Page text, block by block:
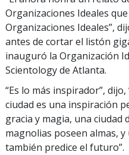
Organizaciones Ideales
Organizaciones Ideales”,
antes de cortar el listón
inauguró la Organización
Scientology de Atlanta.
“Es lo más inspirador”,
ciudad es una inspiración
gracia y magia, una ciudad
magnolias poseen almas,
también predice el futuro”.